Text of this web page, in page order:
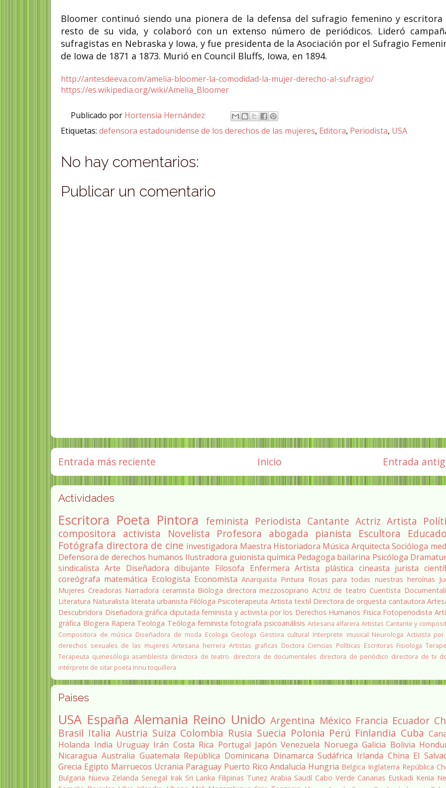
Bloomer continuó siendo una pionera de la defensa del sufragio femenino y escritora
resto de su vida, y colaboró con un extenso número de periódicos. Lideró
sufragistas en Nebraska y Iowa, y fue presidenta de la Asociación por el Sufragio
de Iowa de 1871 a 1873. Murió en Council Bluffs, Iowa, en 1894.
http://antesdeeva.com/amelia-bloomer-la-comodidad-la-mujer-derecho-al-sufragio/
https://es.wikipedia.org/wiki/Amelia_Bloomer
Publicado por Hortensia Hernández
Etiquetas:defensora estadounidense de los derechos de las mujeres, Editora, Periodista, USA
No hay comentarios:
Publicar un comentario
Entrada más reciente Entrada
Inicio
Actividades
Escritora Poeta Pintora feminista Periodista Cantante Actriz Artista
compositora
activista Novelista Profesora abogada pianista Escultora
Fotógrafa directora de cine investigadora Maestra Historiadora Música Arquitecta Socióloga
Defensora de derechos humanos Ilustradora guionista química Pedagoga bailarina Psicóloga
sindicalista Arte Diseñadora dibujante Filosofa Enfermera Artista plástica cineasta jurista
coreógrafa matemática Ecologista Economista Anarquista Pintura Rosas para todas nuestras heroínas
Mujeres Creadoras Narradora ceramista Bióloga directora mezzosoprano Actriz de teatro Cuentista
Literatura Naturalista literata urbanista Filóloga Psicoterapeuta Artista textil Directora de orquesta cantautora
Descubridora Diseñadora gráfica diputada feminista y activista por los Derechos Humanos Fisica Fotoperiodista
gráfica Blogera Rapera Teologa Teóloga feminista fotografa psicoanálisis Artesana alfarera Artistas Cantante y
Compositora de música Diseñadora de moda Ecologa Geologa Gestora cultural Interprete musical Neurologa Activista
derechos sexuales de las mujeres Artesana herrera Artistas graficas Doctora Ciencias Políticas Escritoras Fisiologa
Terapeuta quinesóloga asambleista directora de teatro. directora de documentales directora de periódico directora de tv
intérprete de sitar poeta Innu toquillera
Paises
USA España Alemania Reino Unido Argentina México Francia Ecuador
Brasil Italia Austria Suiza Colombia Rusia Suecia Polonia Perú Finlandia Cuba
Holanda India Uruguay Irán Costa Rica Portugal Japón Venezuela Noruega Galicia Bolivia
Nicaragua Australia Guatemala República Dominicana Dinamarca Sudáfrica Irlanda China El
Grecia Egipto Marruecos Ucrania Paraguay Puerto Rico Andalucía Hungria Belgica Inglaterra República
Bulgaria Nueva Zelanda Senegal Irak Sri Lanka Filipinas Tunez Arabia Saudí Cabo Verde Canarias Euskadi Kenia